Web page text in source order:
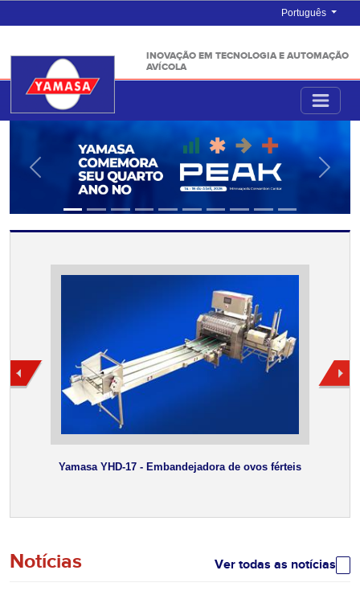
Português
INOVAÇÃO EM TECNOLOGIA E AUTOMAÇÃO
AVÍCOLA
Anterior
Yamasa YHD-17 - Embandejadora de ovos férteis
Notícias Ver todas as notícias